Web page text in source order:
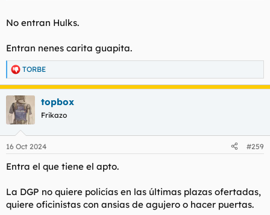
No entran Hulks.
Entran nenes carita guapita.
R
e
a
c
c
i
e
:
TORBE
topbox
Frikazo
16 Oct 2024 #259
Entra el que tiene el apto.
La DGP no quiere policías en las últimas plazas ofertadas,
quiere oficinistas con ansias de agujero o hacer puertas.